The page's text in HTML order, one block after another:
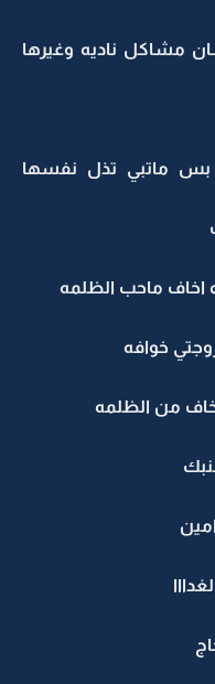
مشاكل ناديه وغيرها
بس ماتبي تذل نفسها
اخاف ماحب الظلمه
خوافه
من الظلمه